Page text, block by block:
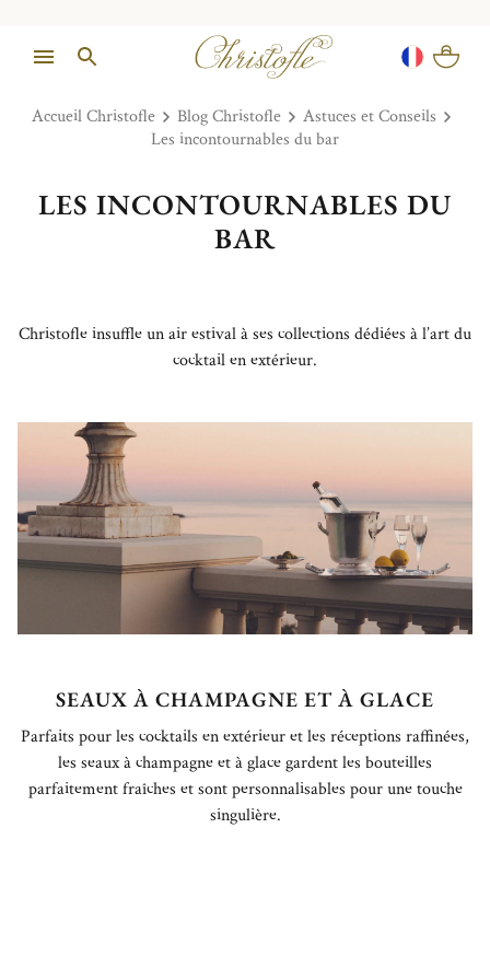
Accueil Christofle Blog Christofle
Astuces et Conseils
Les incontournables du bar
LES INCONTOURNABLES DU
BAR
Christofle insuffle un air estival à ses collections dédiées à l’art du
cocktail en extérieur.
SEAUX À CHAMPAGNE ET À GLACE
Parfaits pour les cocktails en extérieur et les réceptions raffinées,
les seaux à champagne et à glace gardent les bouteilles
parfaitement fraîches et sont personnalisables pour une touche
singulière.